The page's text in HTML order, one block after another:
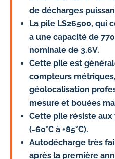
de décharges
La pile LS26500, qui
a une capacité de
nominale de 3.6V.
Cette pile est
compteurs
géolocalisation
mesure et bouées
Cette pile résiste
(-60°C à +85°C).
Autodécharge très
après la première